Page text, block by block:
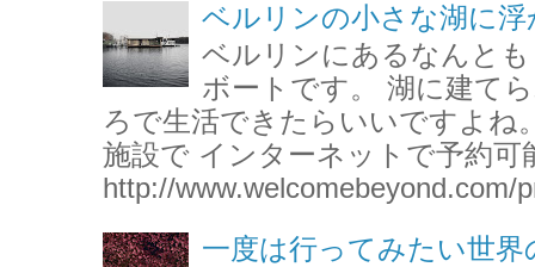
ベルリンの小さな湖に
ベルリンにあるなんと
ボートです。 湖に建て
ろで生活できたらいいですよね
施設で インターネットで予約可
http://www.welcomebeyond.com/
一度は行ってみたい世